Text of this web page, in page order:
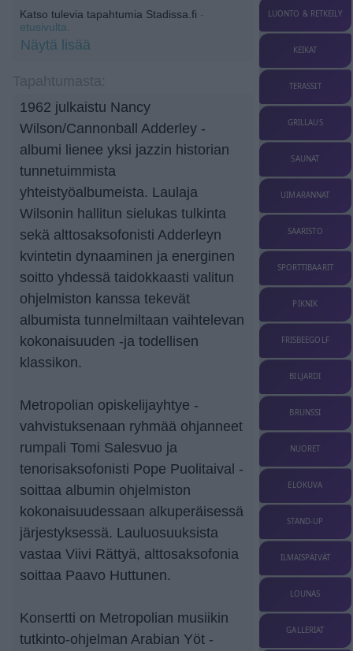
Katso tulevia tapahtumia Stadissa.fi -
etusivulta.
Näytä lisää
1962 julkaistu Nancy
Wilson/Cannonball Adderley -
albumi lienee yksi jazzin historian
tunnetuimmista
yhteistyöalbumeista. Laulaja
Wilsonin hallitun sielukas tulkinta
sekä alttosaksofonisti Adderleyn
kvintetin dynaaminen ja energinen
soitto yhdessä taidokkaasti valitun
ohjelmiston kanssa tekevät
albumista tunnelmiltaan vaihtelevan
kokonaisuuden -ja todellisen
klassikon.
Metropolian opiskelijayhtye -
vahvistuksenaan ryhmää ohjanneet
rumpali Tomi Salesvuo ja
tenorisaksofonisti Pope Puolitaival -
soittaa albumin ohjelmiston
kokonaisuudessaan alkuperäisessä
järjestyksessä. Lauluosuuksista
vastaa Viivi Rättyä, alttosaksofonia
soittaa Paavo Huttunen.
Konsertti on Metropolian musiikin
tutkinto-ohjelman Arabian Yöt -
LUONTO & RETKEILY
KEIKAT
TERASSIT
GRILLAUS
SAUNAT
UIMARANNAT
SAARISTO
SPORTTIBAARIT
PIKNIK
FRISBEEGOLF
BILJARDI
BRUNSSI
NUORET
ELOKUVA
STAND-UP
ILMAISPÄIVÄT
LOUNAS
GALLERIAT